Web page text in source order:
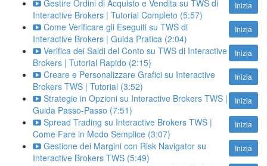
Inizia
Gestire Ordini di Acquisto e Vendita su TWS di
Interactive Brokers | Tutorial Completo (5:57)
Inizia
Come Verificare gli Eseguiti su TWS di
Interactive Brokers | Guida Pratica (2:04)
Inizia
Verifica dei Saldi del Conto su TWS di Interactive
Brokers | Tutorial Rapido (2:15)
Inizia
Creare e Personalizzare Grafici su Interactive
Brokers TWS | Tutorial (3:52)
Inizia
Strategie in Opzioni su Interactive Brokers TWS |
Guida Passo-Passo (7:51)
Inizia
Spread Trading su Interactive Brokers TWS |
Come Fare in Modo Semplice (3:07)
Inizia
Gestione dei Margini con Risk Navigator su
Interactive Brokers TWS (5:49)